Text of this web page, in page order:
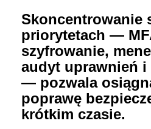
Skoncentrowanie
priorytetach —
szyfrowanie,
audyt uprawnień
— pozwala
poprawę
krótkim czasie.